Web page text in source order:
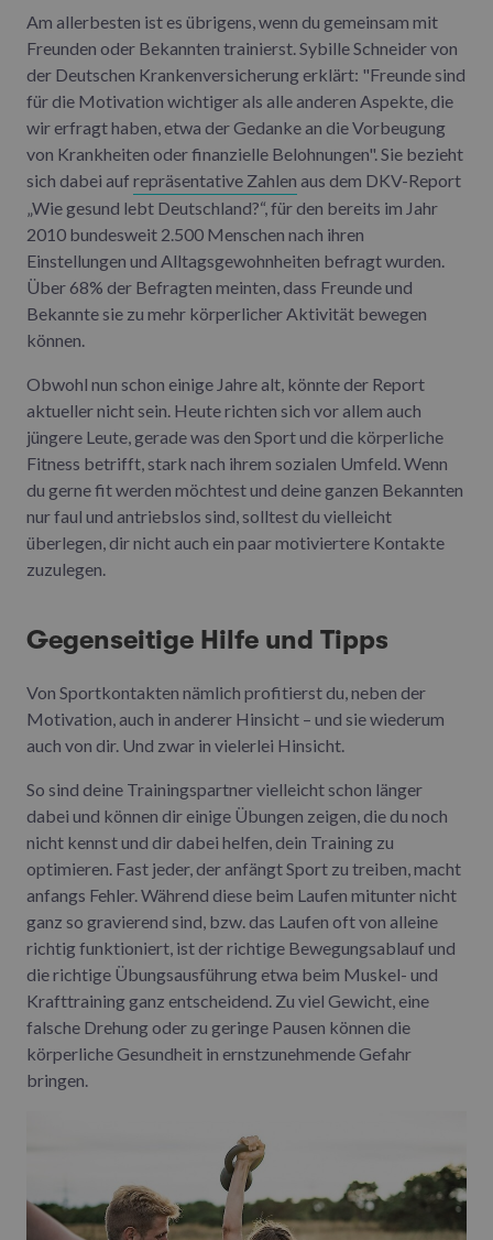
Am allerbesten ist es übrigens, wenn du gemeinsam mit
Freunden oder Bekannten trainierst. Sybille Schneider von
der Deutschen Krankenversicherung erklärt: "Freunde sind
für die Motivation wichtiger als alle anderen Aspekte, die
wir erfragt haben, etwa der Gedanke an die Vorbeugung
von Krankheiten oder finanzielle Belohnungen". Sie bezieht
sich dabei auf repräsentative Zahlen aus dem DKV-Report
„Wie gesund lebt Deutschland?“, für den bereits im Jahr
2010 bundesweit 2.500 Menschen nach ihren
Einstellungen und Alltagsgewohnheiten befragt wurden.
Über 68% der Befragten meinten, dass Freunde und
Bekannte sie zu mehr körperlicher Aktivität bewegen
können.
Obwohl nun schon einige Jahre alt, könnte der Report
aktueller nicht sein. Heute richten sich vor allem auch
jüngere Leute, gerade was den Sport und die körperliche
Fitness betrifft, stark nach ihrem sozialen Umfeld. Wenn
du gerne fit werden möchtest und deine ganzen Bekannten
nur faul und antriebslos sind, solltest du vielleicht
überlegen, dir nicht auch ein paar motiviertere Kontakte
zuzulegen.
Gegenseitige Hilfe und Tipps
Von Sportkontakten nämlich profitierst du, neben der
Motivation, auch in anderer Hinsicht – und sie wiederum
auch von dir. Und zwar in vielerlei Hinsicht.
So sind deine Trainingspartner vielleicht schon länger
dabei und können dir einige Übungen zeigen, die du noch
nicht kennst und dir dabei helfen, dein Training zu
optimieren. Fast jeder, der anfängt Sport zu treiben, macht
anfangs Fehler. Während diese beim Laufen mitunter nicht
ganz so gravierend sind, bzw. das Laufen oft von alleine
richtig funktioniert, ist der richtige Bewegungsablauf und
die richtige Übungsausführung etwa beim Muskel- und
Krafttraining ganz entscheidend. Zu viel Gewicht, eine
falsche Drehung oder zu geringe Pausen können die
körperliche Gesundheit in ernstzunehmende Gefahr
bringen.